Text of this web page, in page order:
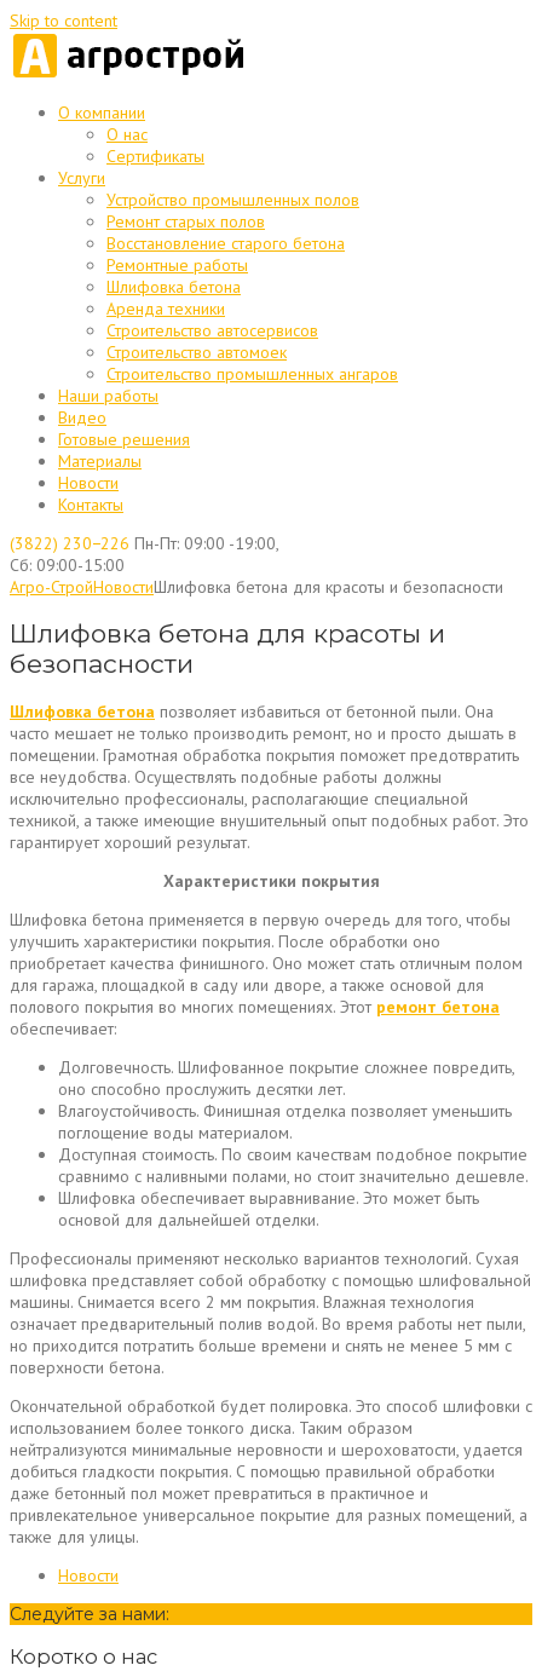
Skip to content
О компании
О нас
Сертификаты
Услуги
Устройство промышленных полов
Ремонт старых полов
Восстановление старого бетона
Ремонтные работы
Шлифовка бетона
Аренда техники
Строительство автосервисов
Строительство автомоек
Строительство промышленных ангаров
Наши работы
Видео
Готовые решения
Материалы
Новости
Контакты
(3822) 230−226 Пн-Пт: 09:00 -19:00,
Сб: 09:00-15:00
Агро-СтройНовостиШлифовка бетона для красоты и безопасности
Шлифовка бетона для красоты и
безопасности
Шлифовка бетона позволяет избавиться от бетонной пыли. Она
часто мешает не только производить ремонт, но и просто дышать в
помещении. Грамотная обработка покрытия поможет предотвратить
все неудобства. Осуществлять подобные работы должны
исключительно профессионалы, располагающие специальной
техникой, а также имеющие внушительный опыт подобных работ. Это
гарантирует хороший результат.
Характеристики покрытия
Шлифовка бетона применяется в первую очередь для того, чтобы
улучшить характеристики покрытия. После обработки оно
приобретает качества финишного. Оно может стать отличным полом
для гаража, площадкой в саду или дворе, а также основой для
полового покрытия во многих помещениях. Этот ремонт бетона
обеспечивает:
Долговечность. Шлифованное покрытие сложнее повредить,
оно способно прослужить десятки лет.
Влагоустойчивость. Финишная отделка позволяет уменьшить
поглощение воды материалом.
Доступная стоимость. По своим качествам подобное покрытие
сравнимо с наливными полами, но стоит значительно дешевле.
Шлифовка обеспечивает выравнивание. Это может быть
основой для дальнейшей отделки.
Профессионалы применяют несколько вариантов технологий. Сухая
шлифовка представляет собой обработку с помощью шлифовальной
машины. Снимается всего 2 мм покрытия. Влажная технология
означает предварительный полив водой. Во время работы нет пыли,
но приходится потратить больше времени и снять не менее 5 мм с
поверхности бетона.
Окончательной обработкой будет полировка. Это способ шлифовки с
использованием более тонкого диска. Таким образом
нейтрализуются минимальные неровности и шероховатости, удается
добиться гладкости покрытия. С помощью правильной обработки
даже бетонный пол может превратиться в практичное и
привлекательное универсальное покрытие для разных помещений, а
также для улицы.
Новости
Следуйте за нами:
Коротко о нас